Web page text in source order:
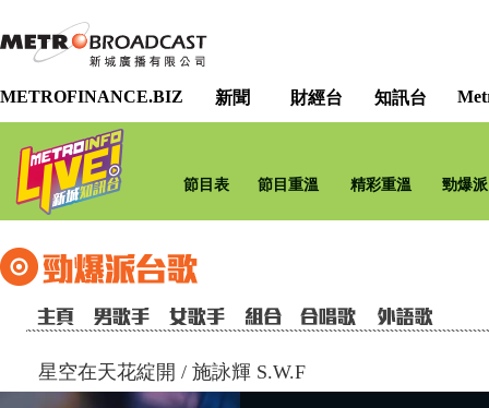
METROFINANCE.BIZ 新聞 財經台 知訊台
節目表 節目重溫 精彩重溫 勁爆
星空在天花綻開 / 施詠輝 S.W.F